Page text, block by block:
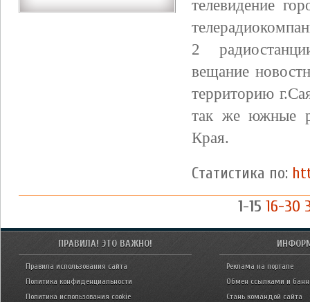
телевидение
2
вещание
территорию
так же южные
Края.
Статистика по:
1-15 16-30
ПРАВИЛА! ЭТО ВАЖНО!
Правила использования сайта
Политика конфиденциальности
Политика использования cookie
Реклама на портале
Обмен ссылками и
Стань командой сайта